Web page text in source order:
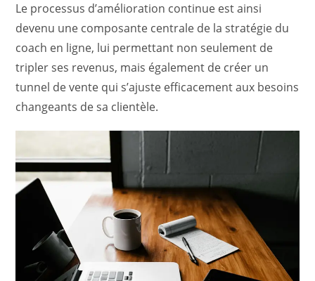
Le processus d’amélioration continue est ainsi
devenu une composante centrale de la stratégie du
coach en ligne, lui permettant non seulement de
tripler ses revenus, mais également de créer un
tunnel de vente qui s’ajuste efficacement aux besoins
changeants de sa clientèle.